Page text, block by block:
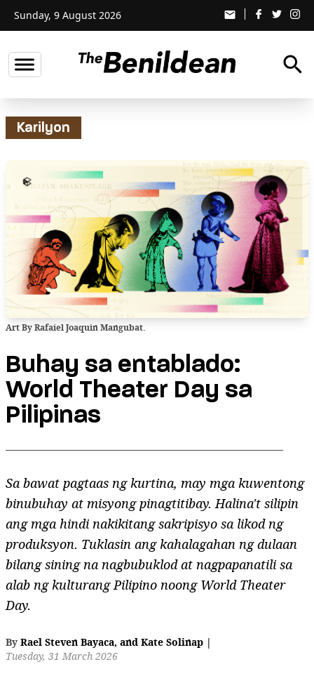
Sunday, 9 August 2026 email
search
Karilyon
Art By Rafaiel Joaquin Mangubat.
Buhay sa entablado:
World Theater Day sa
Pilipinas
Sa bawat pagtaas ng kurtina, may mga kuwentong
binubuhay at misyong pinagtitibay. Halina't silipin
ang mga hindi nakikitang sakripisyo sa likod ng
produksyon. Tuklasin ang kahalagahan ng dulaan
bilang sining na nagbubuklod at nagpapanatili sa
alab ng kulturang Pilipino noong World Theater
Day.
By Rael Steven Bayaca, and Kate Solinap |
Tuesday, 31 March 2026